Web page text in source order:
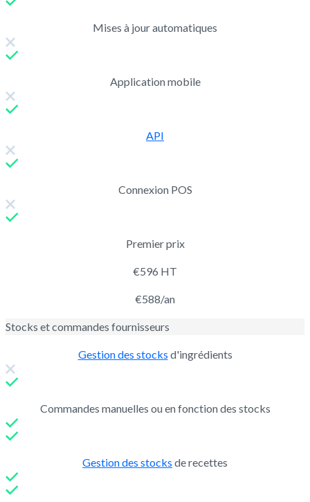
Mises à jour automatiques
Application mobile
API
Connexion POS
Premier prix
€596 HT
€588/an
Stocks et commandes fournisseurs
Gestion des stocks d'ingrédients
Commandes manuelles ou en fonction des stocks
Gestion des stocks de recettes